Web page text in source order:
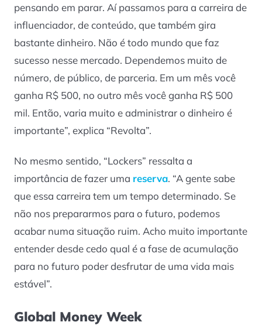
pensando em parar. Aí passamos para a carreira de
influenciador, de conteúdo, que também gira
bastante dinheiro. Não é todo mundo que faz
sucesso nesse mercado. Dependemos muito de
número, de público, de parceria. Em um mês você
ganha R$ 500, no outro mês você ganha R$ 500
mil. Então, varia muito e administrar o dinheiro é
importante”, explica “Revolta”.
No mesmo sentido, “Lockers” ressalta a
importância de fazer uma reserva. “A gente sabe
que essa carreira tem um tempo determinado. Se
não nos prepararmos para o futuro, podemos
acabar numa situação ruim. Acho muito importante
entender desde cedo qual é a fase de acumulação
para no futuro poder desfrutar de uma vida mais
estável”.
Global Money Week